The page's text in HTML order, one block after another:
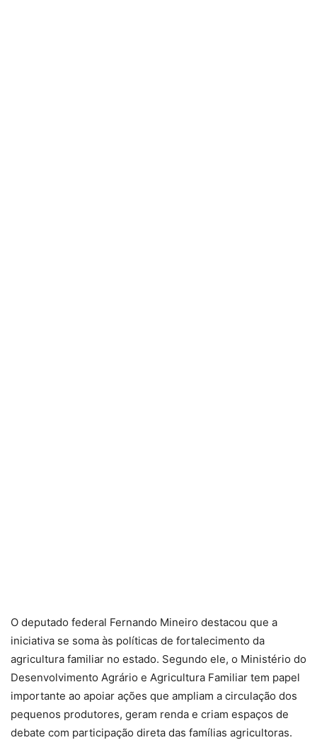
O deputado federal Fernando Mineiro destacou que a
iniciativa se soma às políticas de fortalecimento da
agricultura familiar no estado. Segundo ele, o Ministério do
Desenvolvimento Agrário e Agricultura Familiar tem papel
importante ao apoiar ações que ampliam a circulação dos
pequenos produtores, geram renda e criam espaços de
debate com participação direta das famílias agricultoras.